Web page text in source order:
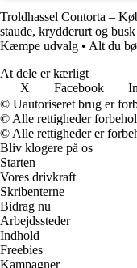
Troldhassel Contorta –
staude, krydderurt og
Kæmpe udvalg • Alt du
At dele er kærligt
X
Facebook
© Uautoriseret brug er
© Alle rettigheder
© Alle rettigheder er
Bliv klogere på os
Starten
Vores drivkraft
Skribenterne
Bidrag nu
Arbejdssteder
Indhold
Freebies
Kampagner